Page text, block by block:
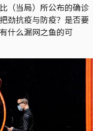
（当局）所公布的确诊
劲抗疫与防疫？是否要
什么漏网之鱼的可